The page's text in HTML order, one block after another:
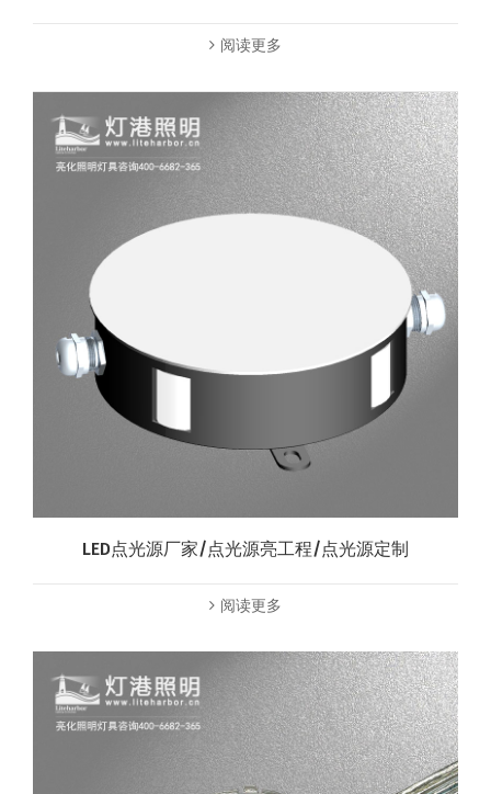
阅读更多
LED点光源厂家/点光源亮工程/点光源定制
阅读更多